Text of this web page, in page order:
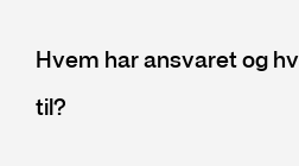
Hvem har ansvaret og
til?